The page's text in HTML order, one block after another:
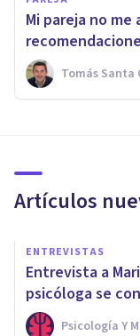
Mi pareja no
Tomás Santa
Artículos
ENTREVISTAS
Entrevista a
psicóloga se
Psicología Y